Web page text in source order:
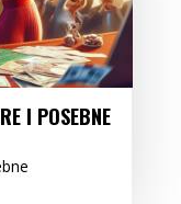
I POSEBNE